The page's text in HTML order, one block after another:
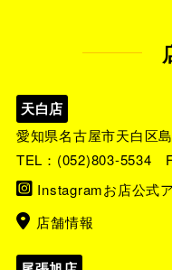
天白店
愛知県名古屋市天白区
TEL： (052)803-5534
Instagramお店公式
店舗情報